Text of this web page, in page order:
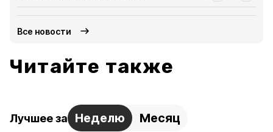
Все новости
Читайте также
Лучшее за Неделю Месяц